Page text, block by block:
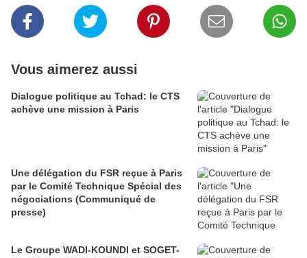
Vous aimerez aussi
Dialogue politique au Tchad: le CTS
achève une mission à Paris
Une délégation du FSR reçue à Paris
par le Comité Technique Spécial des
négociations (Communiqué de
presse)
Le Groupe WADI-KOUNDI et SOGET-